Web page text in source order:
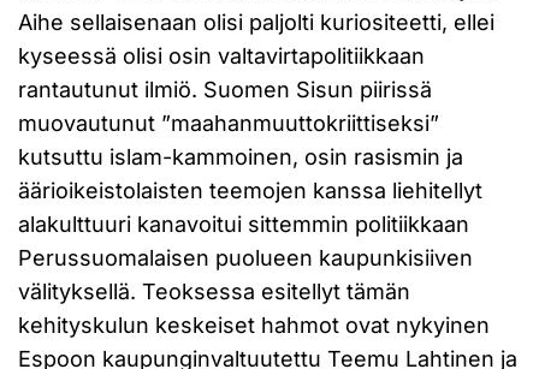
Aihe sellaisenaan olisi paljolti kuriositeetti, ellei
kyseessä olisi osin valtavirtapolitiikkaan
rantautunut ilmiö. Suomen Sisun piirissä
muovautunut ”maahanmuuttokriittiseksi”
kutsuttu islam-kammoinen, osin rasismin ja
äärioikeistolaisten teemojen kanssa liehitellyt
alakulttuuri kanavoitui sittemmin politiikkaan
Perussuomalaisen puolueen kaupunkisiiven
välityksellä. Teoksessa esitellyt tämän
kehityskulun keskeiset hahmot ovat nykyinen
Espoon kaupunginvaltuutettu Teemu Lahtinen ja